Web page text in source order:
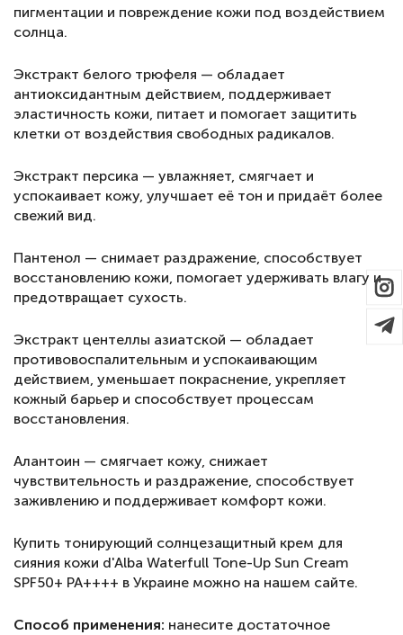
пигментации и повреждение кожи под воздействием
солнца.
Экстракт белого трюфеля — обладает
антиоксидантным действием, поддерживает
эластичность кожи, питает и помогает защитить
клетки от воздействия свободных радикалов.
Экстракт персика — увлажняет, смягчает и
успокаивает кожу, улучшает её тон и придаёт более
свежий вид.
Пантенол — снимает раздражение, способствует
восстановлению кожи, помогает удерживать влагу и
предотвращает сухость.
Экстракт центеллы азиатской — обладает
противовоспалительным и успокаивающим
действием, уменьшает покраснение, укрепляет
кожный барьер и способствует процессам
восстановления.
Алантоин — смягчает кожу, снижает
чувствительность и раздражение, способствует
заживлению и поддерживает комфорт кожи.
Купить тонирующий солнцезащитный крем для
сияния кожи d'Alba Waterfull Tone-Up Sun Cream
SPF50+ PA++++ в Украине можно на нашем сайте.
Способ применения: нанесите достаточное